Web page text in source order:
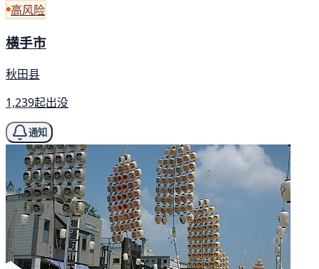
高风险
横手市
秋田县
1,239起出没
通知